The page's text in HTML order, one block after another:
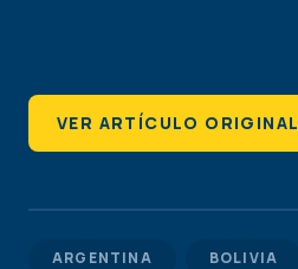
VER ARTÍCULO ORIGINAL
ARGENTINA BOLIVIA